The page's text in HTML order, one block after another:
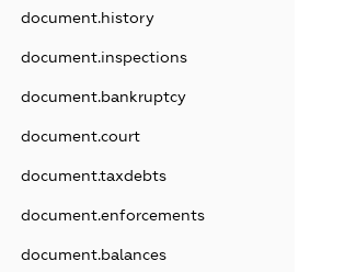
document.history
document.inspections
document.bankruptcy
document.court
document.taxdebts
document.enforcements
document.balances